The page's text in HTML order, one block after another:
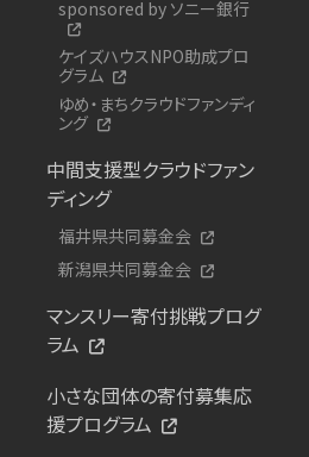
sponsored by ソニー銀行
ケイズハウスNPO助成プロ
グラム
ゆめ・まちクラウドファンディ
ング
中間支援型クラウドファン
ディング
福井県共同募金会
新潟県共同募金会
マンスリー寄付挑戦プログ
ラム
小さな団体の寄付募集応
援プログラム